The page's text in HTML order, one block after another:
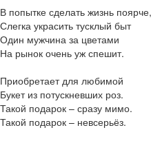
В попытке сделать жизнь поярче,
Слегка украсить тусклый быт
Один мужчина за цветами
На рынок очень уж спешит.
Приобретает для любимой
Букет из потускневших роз.
Такой подарок – сразу мимо.
Такой подарок – невсерьёз.